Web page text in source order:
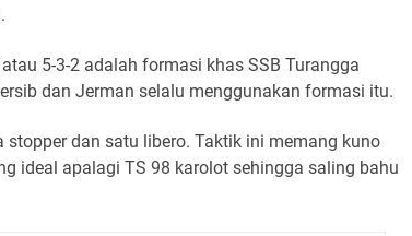
5-3-2 adalah formasi khas SSB Turangga
dan Jerman selalu menggunakan formasi itu.
stopper dan satu libero. Taktik ini memang kuno
ideal apalagi TS 98 karolot sehingga saling bahu